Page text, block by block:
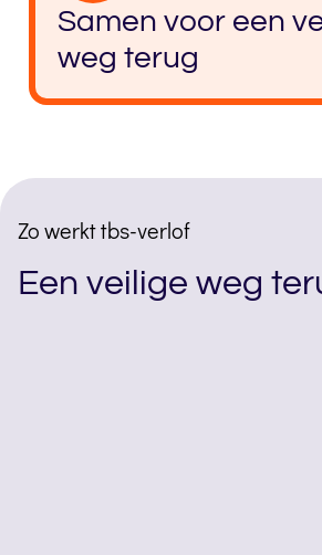
Samen voor een
weg terug
Zo werkt tbs-verlof
Een veilige weg